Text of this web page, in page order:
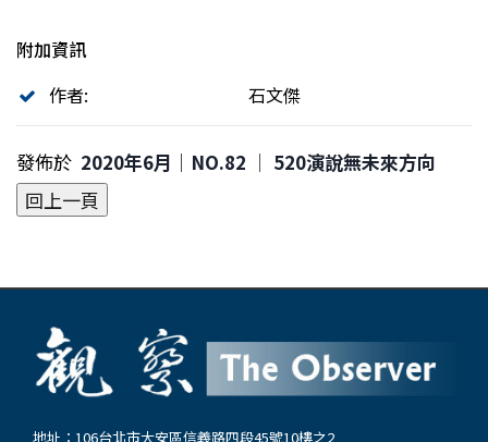
附加資訊
作者:
石文傑
發佈於 2020年6月｜NO.82 │ 520演說無未來方向
地址：106台北市大安區信義路四段45號10樓之2